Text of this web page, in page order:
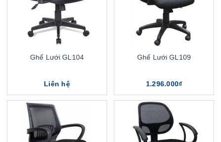
Ghế Lưới GL104
Liên hệ
Ghế Lưới GL109
1.296.000₫